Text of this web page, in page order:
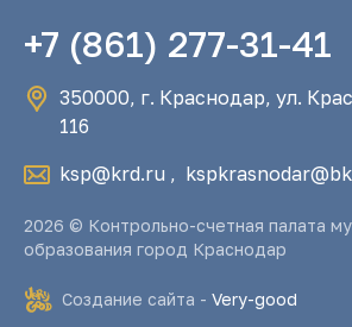
+7 (861) 277-31-41
350000, г. Краснодар, ул.
116
ksp@krd.ru ,
2026 © Контрольно-счетная палата
образования город Краснодар
Создание сайта - Very-good